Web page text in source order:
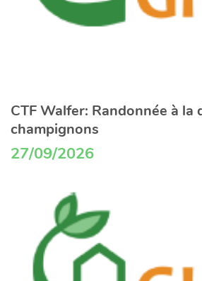
CTF Walfer: Randonnée à la
champignons
27/09/2026